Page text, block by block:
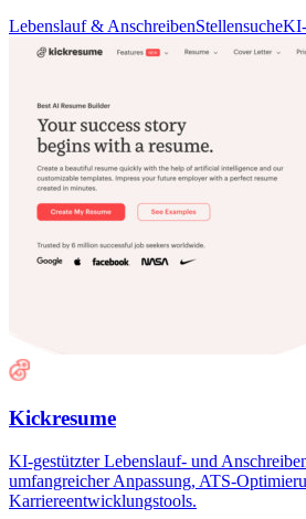
Lebenslauf & AnschreibenStellensuche
Kickresume
KI-gestützter Lebenslauf- und
umfangreicher Anpassung, ATS-
Karriereentwicklungstools.